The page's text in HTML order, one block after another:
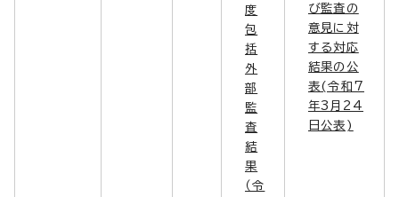
度
包
括
外
部
監
査
結
果
（令
び監査の
意見に対
する対応
結果の公
表(令和7
年3月24
日公表)